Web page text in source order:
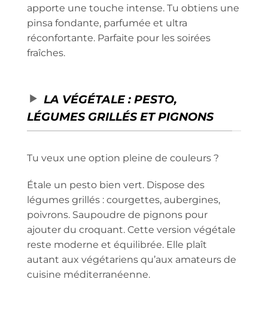
apporte une touche intense. Tu obtiens une
pinsa fondante, parfumée et ultra
réconfortante. Parfaite pour les soirées
fraîches.
LA VÉGÉTALE : PESTO,
LÉGUMES GRILLÉS ET PIGNONS
Tu veux une option pleine de couleurs ?
Étale un pesto bien vert. Dispose des
légumes grillés : courgettes, aubergines,
poivrons. Saupoudre de pignons pour
ajouter du croquant. Cette version végétale
reste moderne et équilibrée. Elle plaît
autant aux végétariens qu’aux amateurs de
cuisine méditerranéenne.